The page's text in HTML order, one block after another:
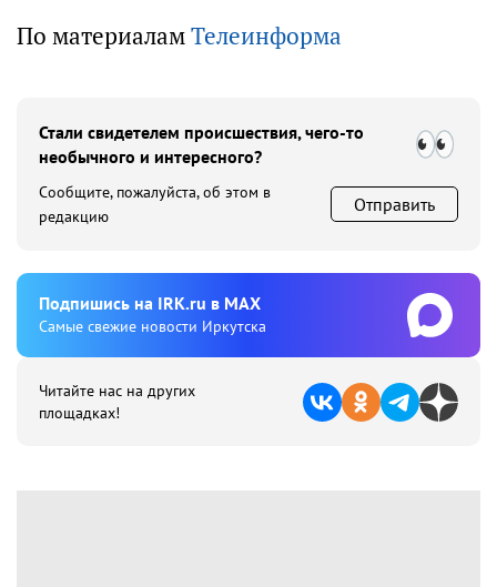
По материаламТелеинформа
Стали свидетелем происшествия, чего-то
необычного и интересного?
Сообщите, пожалуйста, об этом в
редакцию
Отправить
Подпишиcь на IRK.ru в MAX
Cамые свежие новости Иркутска
Читайте нас на других
площадках!